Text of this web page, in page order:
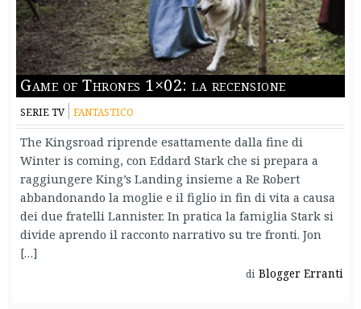
Game of Thrones 1×02: la recensione
SERIE TV FANTASTICO
The Kingsroad riprende esattamente dalla fine di
Winter is coming, con Eddard Stark che si prepara a
raggiungere King’s Landing insieme a Re Robert
abbandonando la moglie e il figlio in fin di vita a causa
dei due fratelli Lannister. In pratica la famiglia Stark si
divide aprendo il racconto narrativo su tre fronti. Jon
[…]
di Blogger Erranti